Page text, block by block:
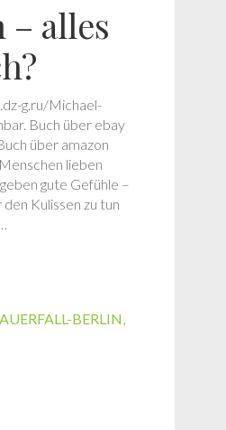
– alles
g.ru/Michael-
Buch über ebay
über amazon
lieben
gute Gefühle –
Kulissen zu tun
BERLIN